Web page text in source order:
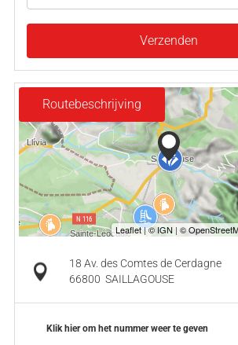
Verzenden
Routebeschrijving
18 Av. des Comtes de Cerdagne
66800 SAILLAGOUSE
Klik hier om het nummer weer te geven